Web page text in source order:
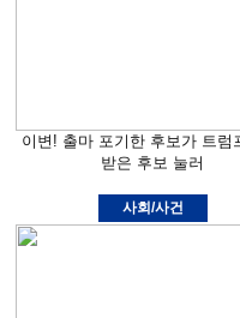
이변! 출마 포기한 후보가 트럼
받은 후보 눌러
사회/사건